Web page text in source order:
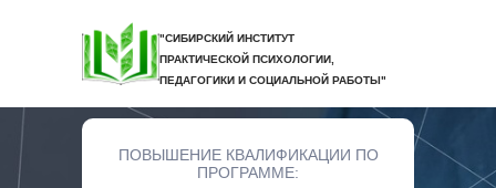
"СИБИРСКИЙ ИНСТИТУТ
ПРАКТИЧЕСКОЙ ПСИХОЛОГИИ,
ПЕДАГОГИКИ И СОЦИАЛЬНОЙ РАБОТЫ"
ПОВЫШЕНИЕ КВАЛИФИКАЦИИ ПО
ПРОГРАММЕ: